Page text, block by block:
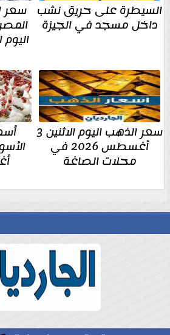
السيطرة على حريق نشب
داخل مسجد في الجيزة
سعر
اليوم
سعر الذهب اليوم الاثنين 3
أغسطس 2026 في
محلات الصاغة